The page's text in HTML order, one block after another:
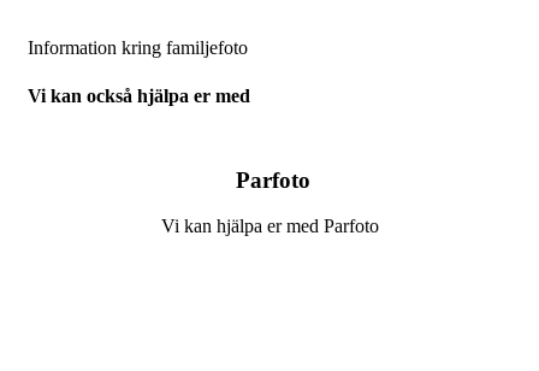
Information kring familjefoto
Vi kan också hjälpa er med
Parfoto
Vi kan hjälpa er med Parfoto